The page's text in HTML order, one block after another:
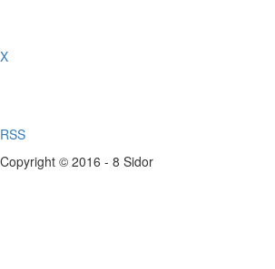
X
RSS
Copyright © 2016 - 8 Sidor